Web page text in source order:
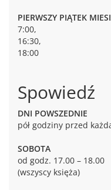
PIERWSZY PIĄTEK
7:00,
16:30,
18:00
Spowiedź
DNI POWSZEDNIE
pół godziny przed
SOBOTA
od godz. 17.00 – 18.00
(wszyscy księża)